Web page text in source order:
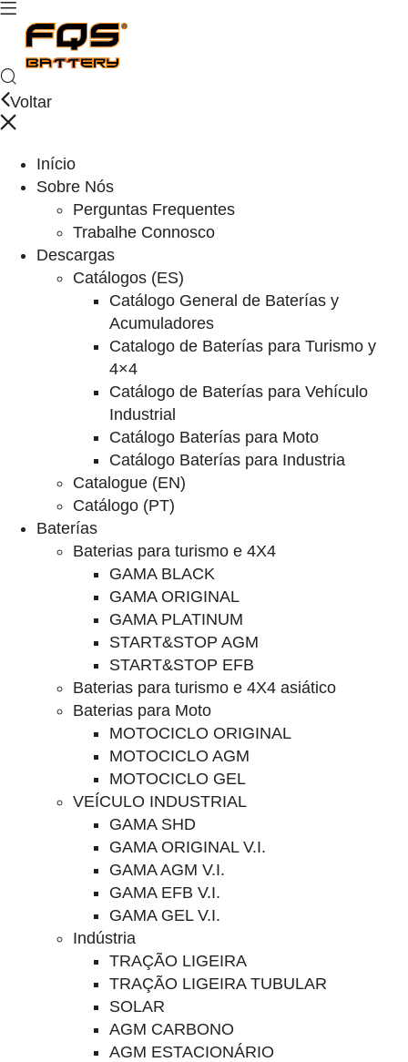
Voltar
Início
Sobre Nós
Perguntas Frequentes
Trabalhe Connosco
Descargas
Catálogos (ES)
Catálogo General de Baterías y
Acumuladores
Catalogo de Baterías para Turismo y
4×4
Catálogo de Baterías para Vehículo
Industrial
Catálogo Baterías para Moto
Catálogo Baterías para Industria
Catalogue (EN)
Catálogo (PT)
Baterías
Baterias para turismo e 4X4
GAMA BLACK
GAMA ORIGINAL
GAMA PLATINUM
START&STOP AGM
START&STOP EFB
Baterias para turismo e 4X4 asiático
Baterias para Moto
MOTOCICLO ORIGINAL
MOTOCICLO AGM
MOTOCICLO GEL
VEÍCULO INDUSTRIAL
GAMA SHD
GAMA ORIGINAL V.I.
GAMA AGM V.I.
GAMA EFB V.I.
GAMA GEL V.I.
Indústria
TRAÇÃO LIGEIRA
TRAÇÃO LIGEIRA TUBULAR
SOLAR
AGM CARBONO
AGM ESTACIONÁRIO